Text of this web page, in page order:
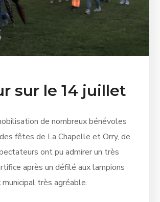
sur le 14 juillet
de nombreux bénévoles
fêtes de La Chapelle et Orry, de
ont pu admirer un très
après un défilé aux lampions
municipal très agréable.